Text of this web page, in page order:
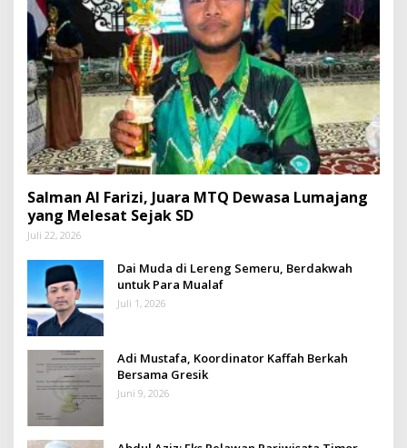
Salman Al Farizi, Juara MTQ Dewasa Lumajang
yang Melesat Sejak SD
Juli 22, 2026
Dai Muda di Lereng Semeru, Berdakwah
untuk Para Mualaf
Juli 1, 2026
Adi Mustafa, Koordinator Kaffah Berkah
Bersama Gresik
Juni 9, 2026